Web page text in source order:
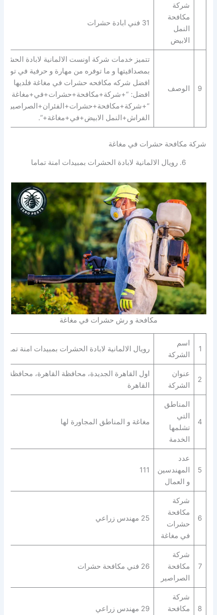
شركة
مكافحة
النمل
الابيض
31 فني ابادة حشرات
9 الوصف
تتميز خدمات شركة اونست الالمانية لابادة
بمصداقيتها و ما توفره من مهارة و حرفية في توفير
افضل شركه مكافحه حشرات في مغاغة فلديها
افضل: “+شركة+مكافحة+حشرات+في+مغاغة+” |
الفراش+النمل الابيض+في+مغاغة+”.
شركة مكافحة حشرات في مغاغة
6. رويال الالمانية لابادة الحشرات بمبيدات امنة تماما
مكافحة و رش حشرات في مغاغة
1
اسم
الشركة
رويال الالمانية لابادة الحشرات بمبيدات امنة تماما
2
عنوان
الشركة
اول القاهرة الجديدة، محافظة القاهرة‬، محافظة
القاهرة‬
4
المناطق
التي
تشلمها
الخدمة
مغاغة و المناطق المجاورة لها
5
عدد
المهندسين
و العمال
111
6
شركة
مكافحة
حشرات
في مغاغة
25 مهندس زراعي
7
شركة
مكافحة
الصراصير
26 فني مكافحة حشرات
8
شركة
مكافحة
29 مهندس زراعي